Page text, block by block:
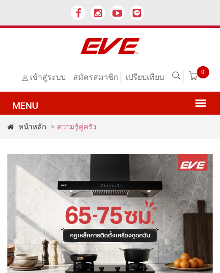
เข้าสู่ระบบ สมัครสมาชิก เปรียบเทียบ
0
หน้าหลัก > ความรู้คู่ครัว